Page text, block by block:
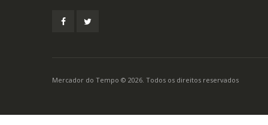
Mercador do Tempo © 2026. Todos os direitos reservados